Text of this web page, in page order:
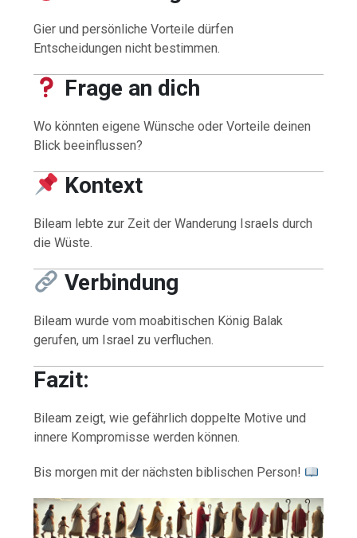
Gier und persönliche Vorteile dürfen
Entscheidungen nicht bestimmen.
Frage an dich
Wo könnten eigene Wünsche oder Vorteile deinen
Blick beeinflussen?
Kontext
Bileam lebte zur Zeit der Wanderung Israels durch
die Wüste.
Verbindung
Bileam wurde vom moabitischen König Balak
gerufen, um Israel zu verfluchen.
Fazit:
Bileam zeigt, wie gefährlich doppelte Motive und
innere Kompromisse werden können.
Bis morgen mit der nächsten biblischen Person!